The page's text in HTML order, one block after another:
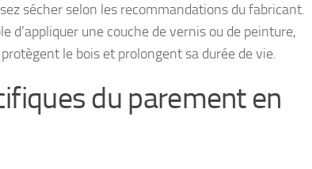
sécher selon les recommandations du fabricant.
d’appliquer une couche de vernis ou de peinture,
le bois et prolongent sa durée de vie.
du parement en